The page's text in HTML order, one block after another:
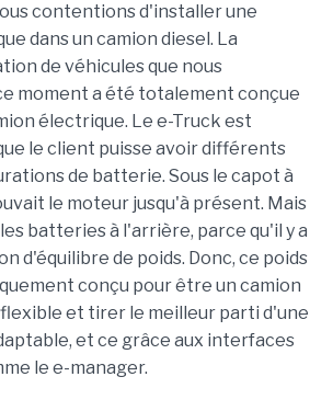
contentions d'installer une
dans un camion diesel. La
de véhicules que nous
moment a été totalement conçue
électrique. Le e-Truck est
le client puisse avoir différents
de batterie. Sous le capot à
le moteur jusqu'à présent. Mais
batteries à l'arrière, parce qu'il y a
d'équilibre de poids. Donc, ce poids
conçu pour être un camion
et tirer le meilleur parti d'une
et ce grâce aux interfaces
le e-manager.